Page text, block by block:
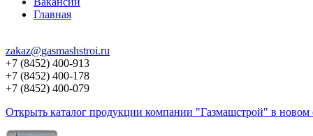
Главная
zakaz@gasmashstroi.ru
+7 (8452) 400-913
+7 (8452) 400-178
+7 (8452) 400-079
Открыть каталог продукции компании "Газмашстрой" в